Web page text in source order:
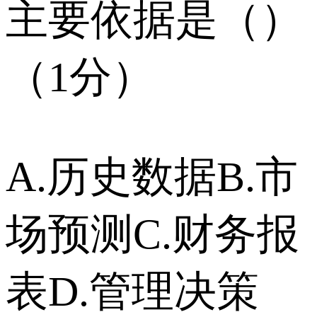
主要依据是（）
（1分）
A.历史数据B.市
场预测C.财务报
表D.管理决策